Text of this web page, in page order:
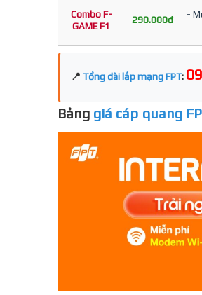
Combo F-
GAME F1
290.000đ
-
📍 Tổng đài lắp mạng FPT:
Bảng giá cáp quang